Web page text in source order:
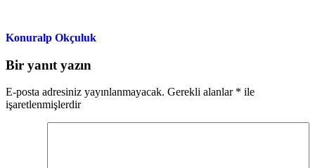
Konuralp Okçuluk
Bir yanıt yazın
E-posta adresiniz yayınlanmayacak. Gerekli alanlar * ile
işaretlenmişlerdir